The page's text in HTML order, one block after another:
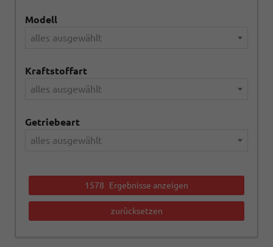
Modell
alles ausgewählt
Kraftstoffart
alles ausgewählt
Getriebeart
alles ausgewählt
1578 Ergebnisse anzeigen
zurücksetzen